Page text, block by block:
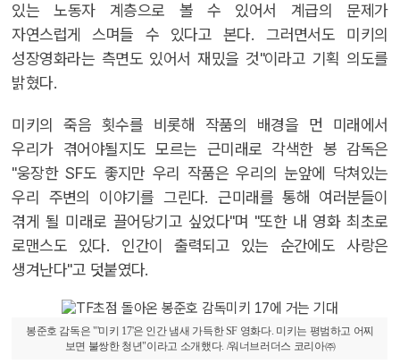
있는 노동자 계층으로 볼 수 있어서 계급의 문제가
자연스럽게 스며들 수 있다고 본다. 그러면서도 미키의
성장영화라는 측면도 있어서 재밌을 것"이라고 기획 의도를
밝혔다.
미키의 죽음 횟수를 비롯해 작품의 배경을 먼 미래에서
우리가 겪어야될지도 모르는 근미래로 각색한 봉 감독은
"웅장한 SF도 좋지만 우리 작품은 우리의 눈앞에 닥쳐있는
우리 주변의 이야기를 그린다. 근미래를 통해 여러분들이
겪게 될 미래로 끌어당기고 싶었다"며 "또한 내 영화 최초로
로맨스도 있다. 인간이 출력되고 있는 순간에도 사랑은
생겨난다"고 덧붙였다.
봉준호 감독은 "'미키 17'은 인간 냄새 가득한 SF 영화다. 미키는 평범하고 어찌
보면 불쌍한 청년"이라고 소개했다. /워너브러더스 코리아㈜